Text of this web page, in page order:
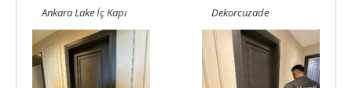
Ankara Lake İç Kapı Dekorcuzade